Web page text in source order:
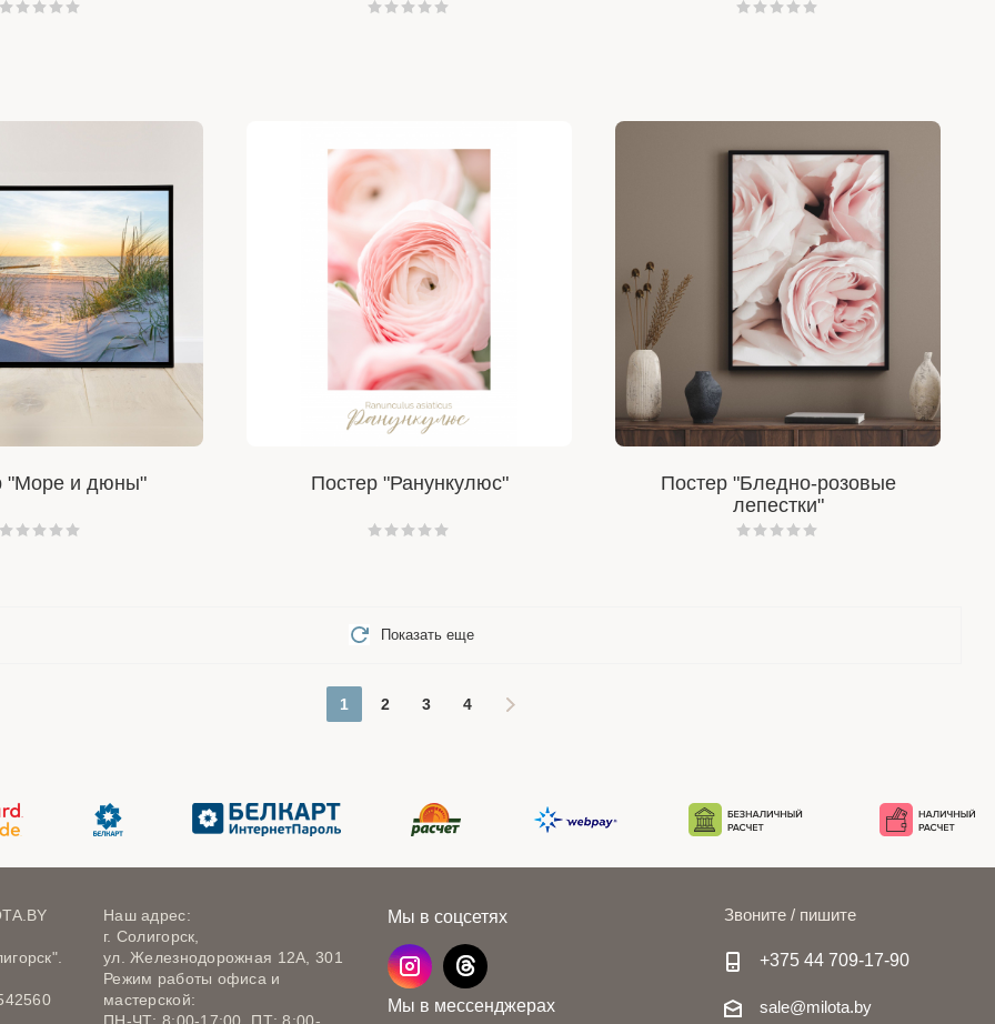
"Море и дюны" Постер "Ранункулюс"
Постер "Бледно-розовые
лепестки"
Показать еще
1 2 3 4
Наш адрес:
г. Солигорск,
ул. Железнодорожная 12А, 301
Режим работы офиса и
мастерской:
Мы в соцсетях
Мы в мессенджерах
Звоните / пишите
+375 44 709-17-90
sale@milota.by